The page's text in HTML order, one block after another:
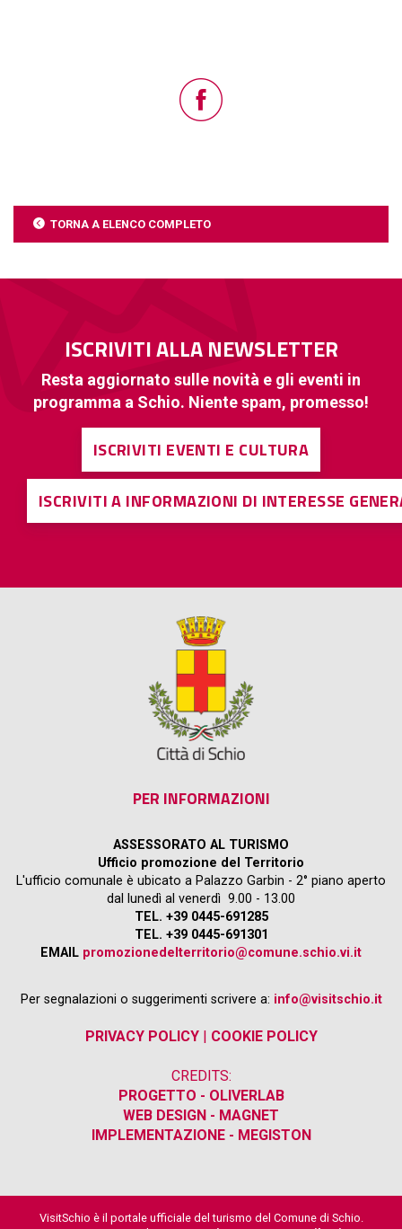
TORNA A ELENCO COMPLETO
ISCRIVITI ALLA NEWSLETTER
Resta aggiornato sulle novità e gli eventi in
programma a Schio. Niente spam, promesso!
ISCRIVITI EVENTI E CULTURA
ISCRIVITI A INFORMAZIONI DI INTERESSE
PER INFORMAZIONI
ASSESSORATO AL TURISMO
Ufficio promozione del Territorio
L'ufficio comunale è ubicato a Palazzo Garbin - 2° piano aperto
dal lunedì al venerdì 9.00 - 13.00
TEL. +39 0445-691285
TEL. +39 0445-691301
EMAIL promozionedelterritorio@comune.schio.vi.it
Per segnalazioni o suggerimenti scrivere a: info@visitschio.it
PRIVACY POLICY| COOKIE POLICY
CREDITS:
PROGETTO - OLIVERLAB
WEB DESIGN - MAGNET
IMPLEMENTAZIONE - MEGISTON
VisitSchio è il portale ufficiale del turismo del Comune di Schio.